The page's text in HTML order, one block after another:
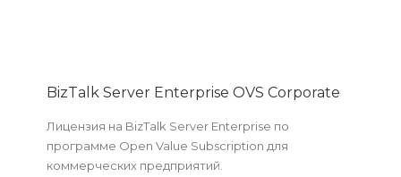
BizTalk Server Enterprise OVS Corporate
Лицензия на BizTalk Server Enterprise по
программе Open Value Subscription для
коммерческих предприятий.